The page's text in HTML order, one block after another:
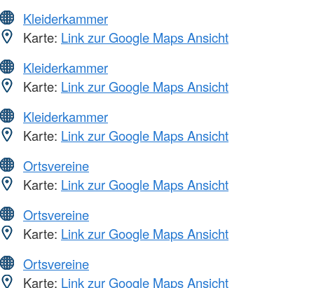
Kleiderkammer
Karte: Link zur Google Maps Ansicht
Kleiderkammer
Karte: Link zur Google Maps Ansicht
Kleiderkammer
Karte: Link zur Google Maps Ansicht
Ortsvereine
Karte: Link zur Google Maps Ansicht
Ortsvereine
Karte: Link zur Google Maps Ansicht
Ortsvereine
Karte: Link zur Google Maps Ansicht